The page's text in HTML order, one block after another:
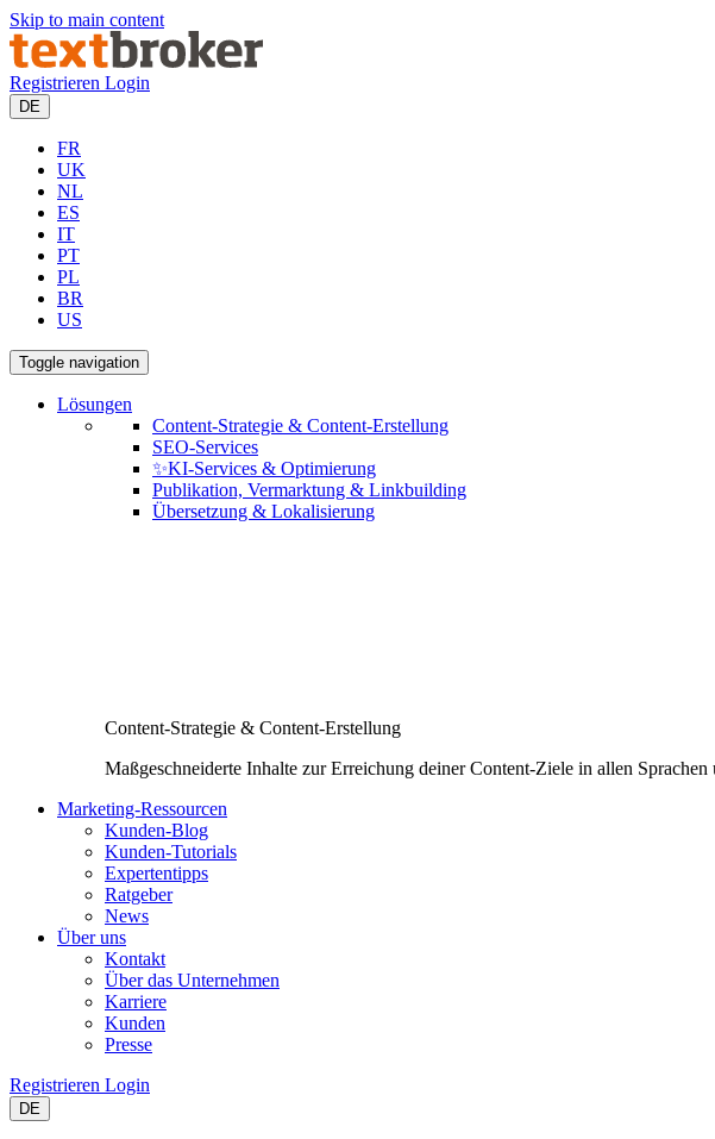
Skip to main content
Registrieren Login
DE
FR
UK
NL
ES
IT
PT
PL
BR
US
Toggle navigation
Lösungen
Content-Strategie & Content-Erstellung
SEO-Services
✨KI-Services & Optimierung
Publikation, Vermarktung & Linkbuilding
Übersetzung & Lokalisierung
Content-Strategie & Content-Erstellung
Maßgeschneiderte Inhalte zur Erreichung deiner Content-Ziele in allen
Marketing-Ressourcen
Kunden-Blog
Kunden-Tutorials
Expertentipps
Ratgeber
News
Über uns
Kontakt
Über das Unternehmen
Karriere
Kunden
Presse
Registrieren Login
DE